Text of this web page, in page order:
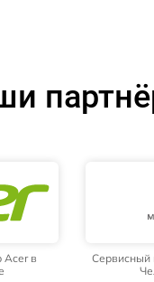
Acer в
Сервисный